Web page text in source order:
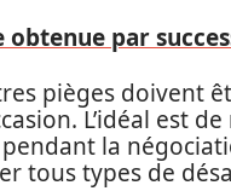
obtenue par
pièges doivent
L’idéal est
la
tous types de